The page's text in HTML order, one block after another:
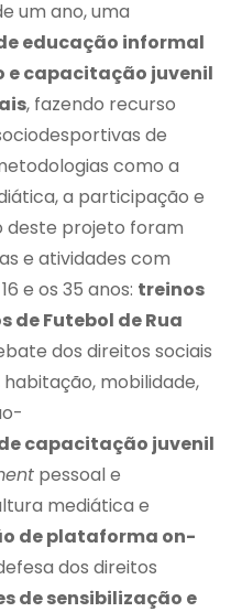
um ano, uma
educação informal
e capacitação juvenil
, fazendo recurso
de
como a
a participação e
deste projeto foram
e atividades com
e os 35 anos: treinos
de Futebol de Rua
dos direitos sociais
mobilidade,
capacitação juvenil
pessoal e
mediática e
de plataforma on-
dos direitos
de sensibilização e